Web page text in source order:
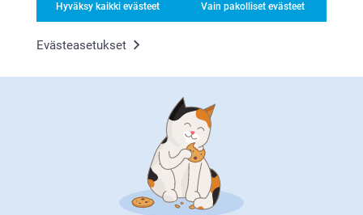
Hyväksy kaikki evästeet Vain pakolliset evästeet
Evästeasetukset
Etsitkö inspiraatiota?